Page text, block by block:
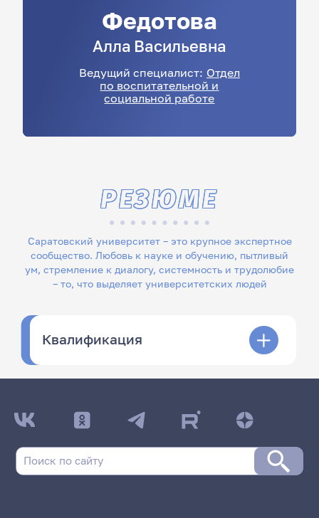
Федотова
Алла Васильевна
Ведущий специалист: Отдел
по воспитательной и
социальной работе
Саратовский университет – это крупное экспертное
сообщество. Любовь к науке и обучению, пытливый
ум, стремление к диалогу, системность и трудолюбие
– то, что выделяет университетских людей
РЕЗЮМЕ
Квалификация